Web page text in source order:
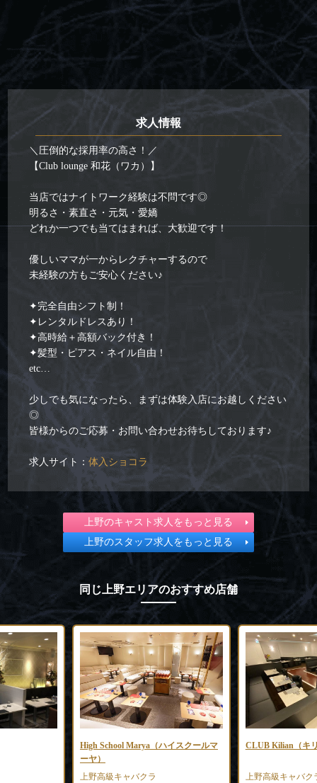
求人情報
＼圧倒的な採用率の高さ！／
【Club lounge 和花（ワカ）】
当店ではナイトワーク経験は不問です◎
明るさ・素直さ・元気・愛嬌
どれか一つでも当てはまれば、大歓迎です！
優しいママが一からレクチャーするので
未経験の方もご安心ください♪
✦完全自由シフト制！
✦レンタルドレスあり！
✦高時給＋高額バック付き！
✦髪型・ピアス・ネイル自由！
etc…
少しでも気になったら、まずは体験入店にお越しください
◎
皆様からのご応募・お問い合わせお待ちしております♪
求人サイト：体入ショコラ
上野のキャスト求人をもっと見る
上野のスタッフ求人をもっと見る
同じ上野エリアのおすすめ店舗
High School Marya（ハイスクールマ
ーヤ）
上野高級キャバクラ
CLUB Kilian（キ
上野高級キャバク